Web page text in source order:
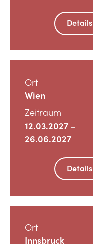
Details
Ort
Wien
Zeitraum
12.03.2027 –
26.06.2027
Details
Ort
Innsbruck